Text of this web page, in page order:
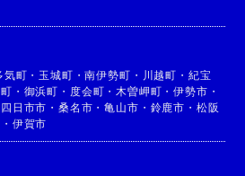
気町 ・ 玉城町 ・南伊勢町 ・ 川越町 ・ 紀宝
・ 御浜町 ・ 度会町 ・ 木曽岬町 ・伊勢市 ・
四日市市 ・桑名市 ・亀山市 ・ 鈴鹿市 ・ 松阪
・ 伊賀市